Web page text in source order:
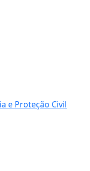
e Proteção Civil